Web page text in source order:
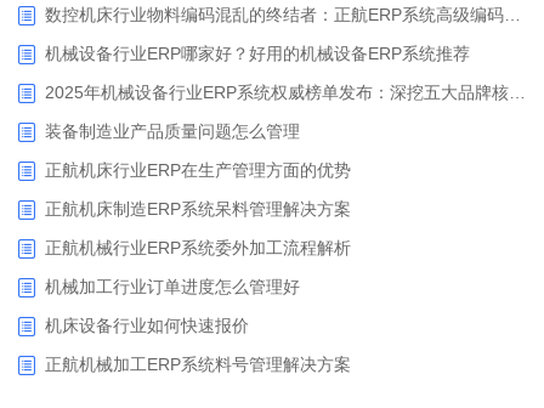
机械设备行业ERP哪家好？好用的机械设备ERP系统推荐
装备制造业产品质量问题怎么管理
正航机床行业ERP在生产管理方面的优势
正航机床制造ERP系统呆料管理解决方案
正航机械行业ERP系统委外加工流程解析
机械加工行业订单进度怎么管理好
​机床设备行业如何快速报价
正航机械加工ERP系统料号管理解决方案